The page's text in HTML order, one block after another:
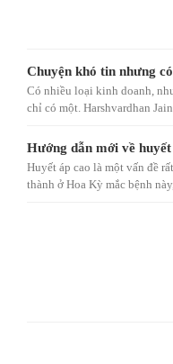
Chuyện khó tin nhưng
Có nhiều loại kinh doanh,
chỉ có một. Harshvardhan
Hướng dẫn mới về
Huyết áp cao là một vấn đề
thành ở Hoa Kỳ mắc bệnh